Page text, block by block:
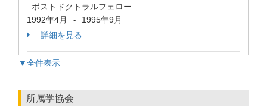
ポストドクトラルフェロー
1992年4月
-
1995年9月
詳細を見る
▼全件表示
所属学協会